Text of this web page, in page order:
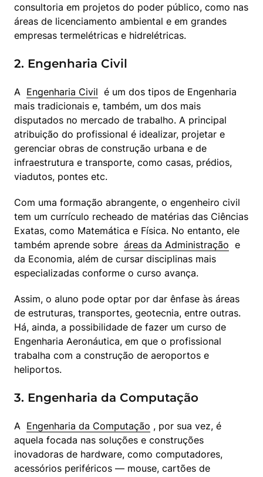
consultoria em projetos do poder público, como nas
áreas de licenciamento ambiental e em grandes
empresas termelétricas e hidrelétricas.
2. Engenharia Civil
A Engenharia Civil
  é um dos tipos de Engenharia
mais tradicionais e, também, um dos mais
disputados no mercado de trabalho. A principal
atribuição do profissional é idealizar, projetar e
gerenciar obras de construção urbana e de
infraestrutura e transporte, como casas, prédios,
viadutos, pontes etc.
Com uma formação abrangente, o engenheiro civil
tem um currículo recheado de matérias das Ciências
Exatas, como Matemática e Física. No entanto, ele
também aprende sobre áreas da Administração
  e
da Economia, além de cursar disciplinas mais
especializadas conforme o curso avança.
Assim, o aluno pode optar por dar ênfase às áreas
de estruturas, transportes, geotecnia, entre outras.
Há, ainda, a possibilidade de fazer um curso de
Engenharia Aeronáutica, em que o profissional
trabalha com a construção de aeroportos e
heliportos.
3. Engenharia da Computação
A Engenharia da Computação , por sua vez, é
aquela focada nas soluções e construções
inovadoras de hardware, como computadores,
acessórios periféricos — mouse, cartões de